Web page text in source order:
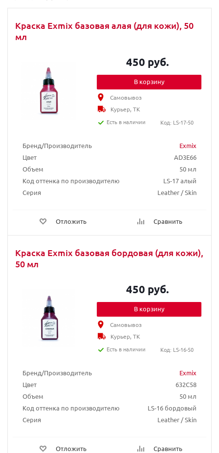
Краска Exmix базовая алая (для кожи), 50
мл
Бренд/Производитель
Exmix
Цвет
AD3E66
Объем
50 мл
Код оттенка по производителю
LS-17 алый
Серия
Leather / Skin
Отложить Сравнить
450 руб.
В корзину
Самовывоз
Курьер, ТК
Есть в наличии
Код: LS-17-50
Краска Exmix базовая бордовая (для кожи),
50 мл
Бренд/Производитель
Exmix
Цвет
632C58
Объем
50 мл
Код оттенка по производителю
LS-16 бордовый
Серия
Leather / Skin
Отложить Сравнить
450 руб.
В корзину
Самовывоз
Курьер, ТК
Есть в наличии
Код: LS-16-50